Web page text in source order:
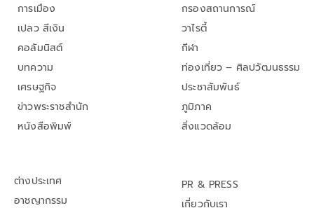
การเมือง
เปลว สีเงิน
คอลัมนิสต์
บทความ
เศรษฐกิจ
ข่าวพระราชสำนัก
หนังสือพิมพ์
กรองสถานการณ์
วาไรตี้
กีฬา
ท่องเที่ยว – ศิลปวัฒนธรรม
ประชาสัมพันธ์
ภูมิภาค
สิ่งแวดล้อม
ต่างประเทศ
อาชญากรรม
PR & PRESS
เกี่ยวกับเรา